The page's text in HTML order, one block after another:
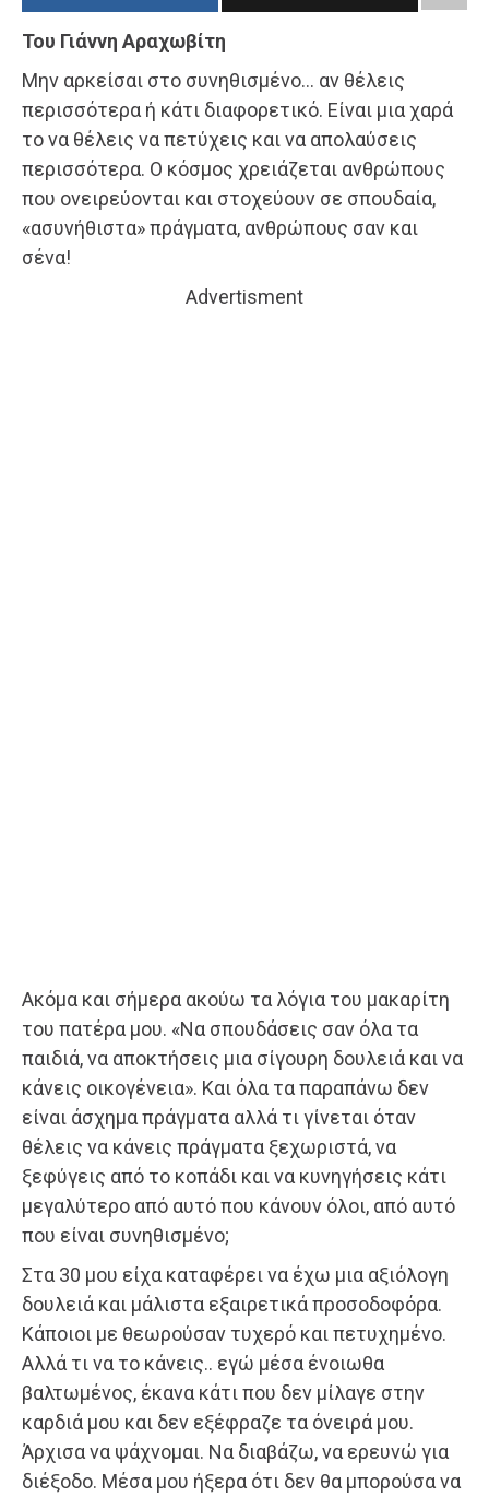
Του Γιάννη Αραχωβίτη
Μην αρκείσαι στο συνηθισμένο… αν θέλεις
περισσότερα ή κάτι διαφορετικό. Είναι μια χαρά
το να θέλεις να πετύχεις και να απολαύσεις
περισσότερα. Ο κόσμος χρειάζεται ανθρώπους
που ονειρεύονται και στοχεύουν σε σπουδαία,
«ασυνήθιστα» πράγματα, ανθρώπους σαν και
σένα!
Advertisment
Ακόμα και σήμερα ακούω τα λόγια του μακαρίτη
του πατέρα μου. «Να σπουδάσεις σαν όλα τα
παιδιά, να αποκτήσεις μια σίγουρη δουλειά και να
κάνεις οικογένεια». Και όλα τα παραπάνω δεν
είναι άσχημα πράγματα αλλά τι γίνεται όταν
θέλεις να κάνεις πράγματα ξεχωριστά, να
ξεφύγεις από το κοπάδι και να κυνηγήσεις κάτι
μεγαλύτερο από αυτό που κάνουν όλοι, από αυτό
που είναι συνηθισμένο;
Στα 30 μου είχα καταφέρει να έχω μια αξιόλογη
δουλειά και μάλιστα εξαιρετικά προσοδοφόρα.
Κάποιοι με θεωρούσαν τυχερό και πετυχημένο.
Αλλά τι να το κάνεις.. εγώ μέσα ένοιωθα
βαλτωμένος, έκανα κάτι που δεν μίλαγε στην
καρδιά μου και δεν εξέφραζε τα όνειρά μου.
Άρχισα να ψάχνομαι. Να διαβάζω, να ερευνώ για
διέξοδο. Μέσα μου ήξερα ότι δεν θα μπορούσα να